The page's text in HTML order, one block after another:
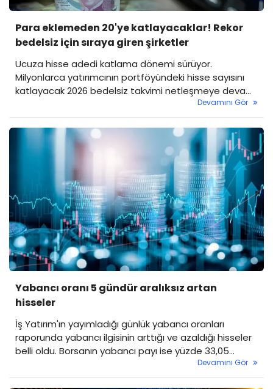
Para eklemeden 20'ye katlayacaklar! Rekor
bedelsiz için sıraya giren şirketler
Ucuza hisse adedi katlama dönemi sürüyor.
Milyonlarca yatırımcının portföyündeki hisse sayısını
katlayacak 2026 bedelsiz takvimi netleşmeye devam
Devamını Gör
Yabancı oranı 5 gündür aralıksız artan
hisseler
İş Yatırım'ın yayımladığı günlük yabancı oranları
raporunda yabancı ilgisinin arttığı ve azaldığı hisseler
belli oldu. Borsanın yabancı payı ise yüzde 33,05
Devamını Gör